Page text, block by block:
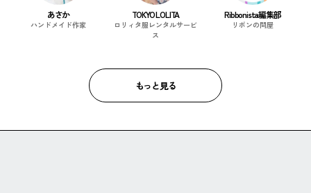
あさか
ハンドメイド作家
TOKYO LOLITA
ロリィタ服レンタルサービ
ス
Ribbonista編集部
リボンの問屋
もっと見る